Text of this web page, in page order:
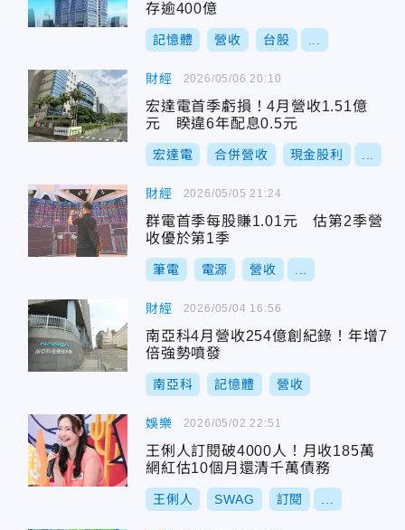
存逾400億
記憶體 營收 台股
財經
宏達電首季虧損！4月營收1.51億
元 睽違6年配息0.5元
宏達電 合併營收 現金股利
2026/05/06 20:10
財經
群電首季每股賺1.01元 估第2季營
收優於第1季
筆電 電源 營收
2026/05/05 21:24
財經
南亞科4月營收254億創紀錄！年增7
倍強勢噴發
南亞科 記憶體 營收
2026/05/04 16:56
娛樂
王俐人訂閱破4000人！月收185萬
網紅估10個月還清千萬債務
王俐人 SWAG 訂閱
2026/05/02 22:51